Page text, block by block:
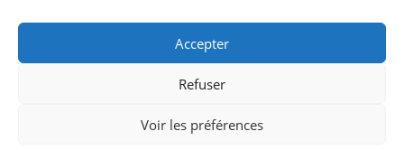
Accepter
Refuser
Voir les préférences
SARL SUD 1FORMATIC' | Siège social : Place Paul Weil -
47300 Villeneuve-sur-Lot|Mentions légales